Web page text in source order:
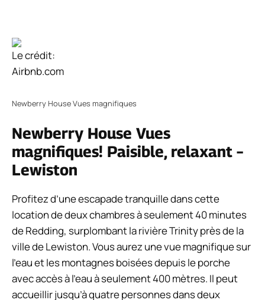
Le crédit:
Airbnb.com
Newberry House Vues magnifiques
Newberry House Vues
magnifiques! Paisible, relaxant –
Lewiston
Profitez d’une escapade tranquille dans cette
location de deux chambres à seulement 40 minutes
de Redding, surplombant la rivière Trinity près de la
ville de Lewiston. Vous aurez une vue magnifique sur
l’eau et les montagnes boisées depuis le porche
avec accès à l’eau à seulement 400 mètres. Il peut
accueillir jusqu’à quatre personnes dans deux